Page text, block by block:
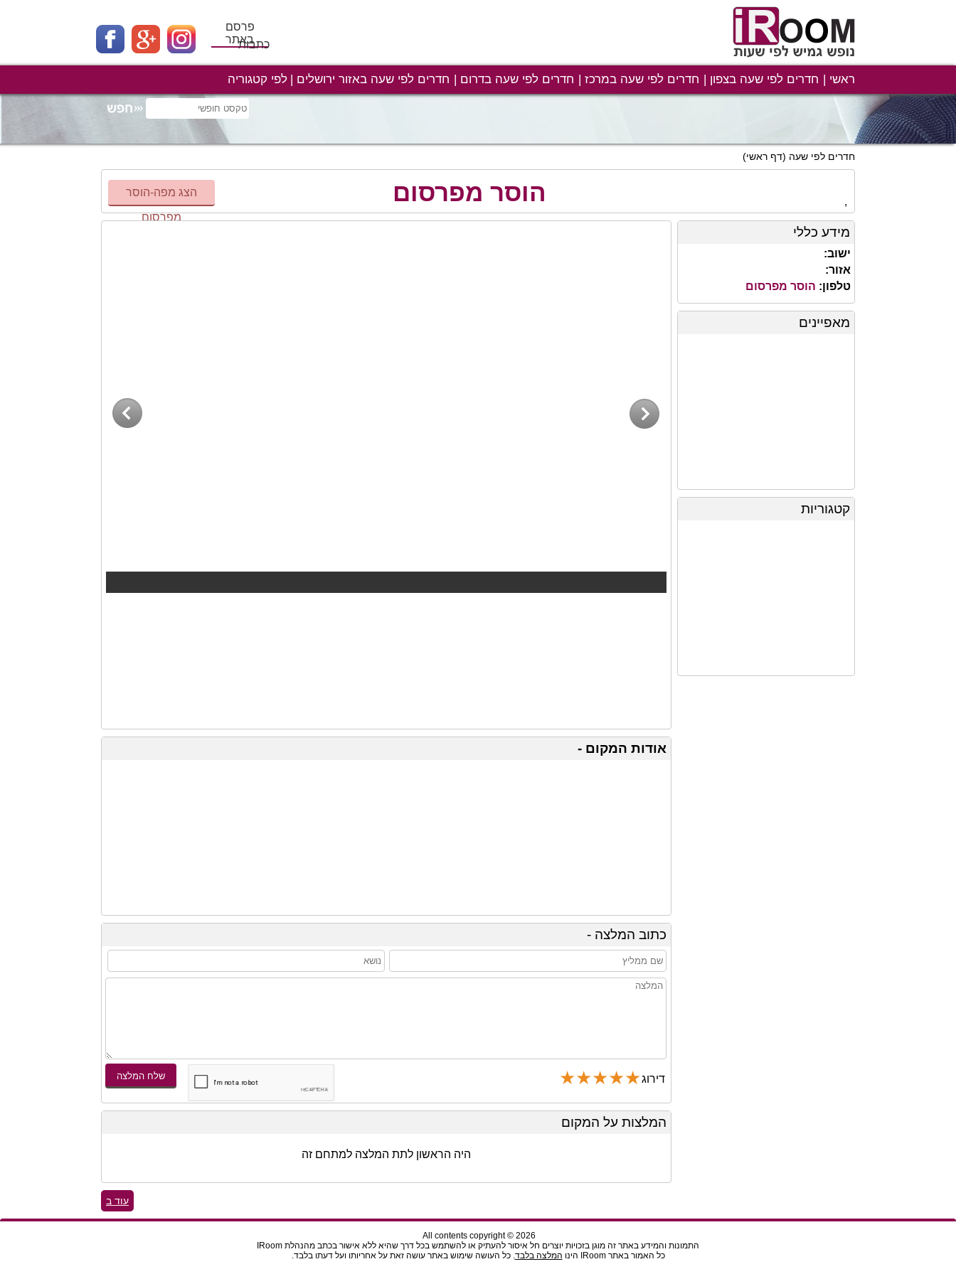
פרסם
באתרכתבות
ראשי חדרים לפי שעה בצפון חדרים לפי שעה במרכז חדרים לפי שעה בדרום חדרים לפי שעה באזור ירושלים לפי קטגוריה
חדרים לפי שעה (דף ראשי)
, הוסר מפרסום הצג מפה-הוסר
מפרסום
אודות המקום -
כתוב המלצה -
דירוג ★
★★
★★★
★★★★
★★★★★
המלצות על המקום
היה הראשון לתת המלצה למתחם זה
עוד ב
מידע כללי
ישוב:
אזור:
טלפון: הוסר מפרסום
מאפיינים
קטגוריות
All contents copyright © 2026
התמונות והמידע באתר זה מוגן בזכויות יוצרים חל איסור להעתיק או להשתמש בכל דרך שהיא ללא אישור בכתב מהנהלת IRoom
כל האמור באתר IRoom הינו
המלצה בלבד. כל העושה שימוש באתר עושה זאת על אחריותו ועל דעתו בלבד.